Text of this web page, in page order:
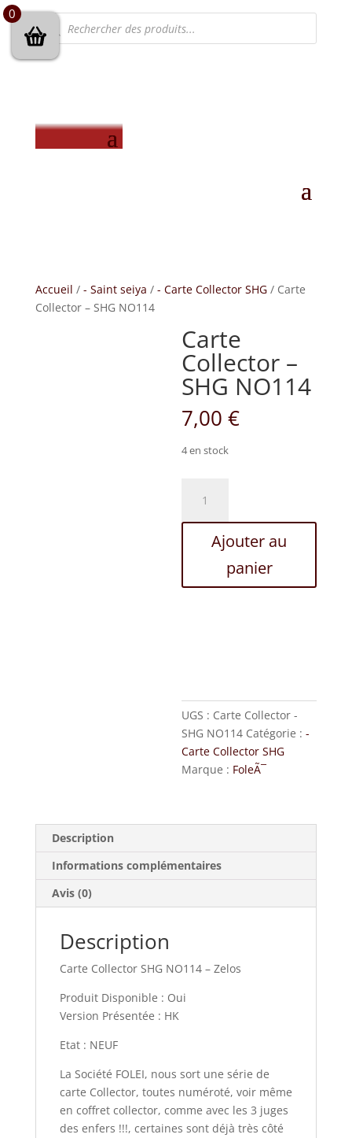
Recherche
de
produits
Accueil / - Saint seiya / - Carte Collector SHG/ Carte
Collector – SHG NO114
Carte
Collector –
SHG NO114
7,00€
4 en stock
Carte
CollectorAjouter au
panier
UGS : Carte Collector -
SHG NO114 Catégorie :-
Carte Collector SHG
Marque : FoleÃ¯
Description
Informations complémentaires
Avis (0)
Description
Carte Collector SHG NO114 – Zelos
Produit Disponible : Oui
Version Présentée : HK
Etat : NEUF
La Société FOLEI, nous sort une série de
carte Collector, toutes numéroté, voir même
en coffret collector, comme avec les 3 juges
des enfers !!!, certaines sont déjà très côté
0